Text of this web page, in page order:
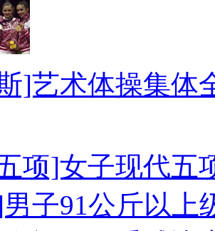
]艺术体操集体
项]女子现代五
子91公斤以上